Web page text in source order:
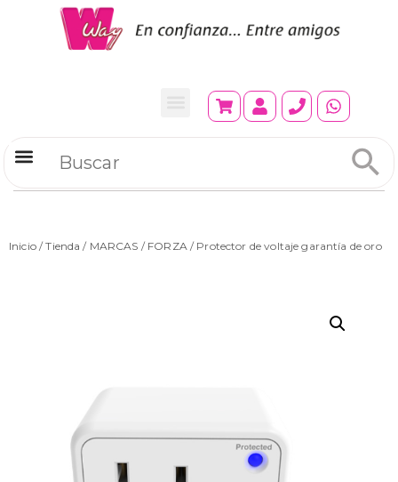
Inicio/Tienda / MARCAS / FORZA / Protector de voltaje garantía de oro